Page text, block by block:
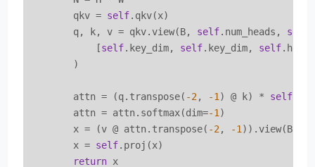
        qkv =
self.qkv(x)
        q, k, v = qkv.view(B,
self.num_heads, self
            [
self.key_dim, self.key_dim, self
        )
        attn = (q.transpose(
-2, -1) @ k) * self
        attn = attn.softmax(dim=
-1)
        x = (v @ attn.transpose(
-2, -1)).view(B,
        x =
self.proj(x)
return x